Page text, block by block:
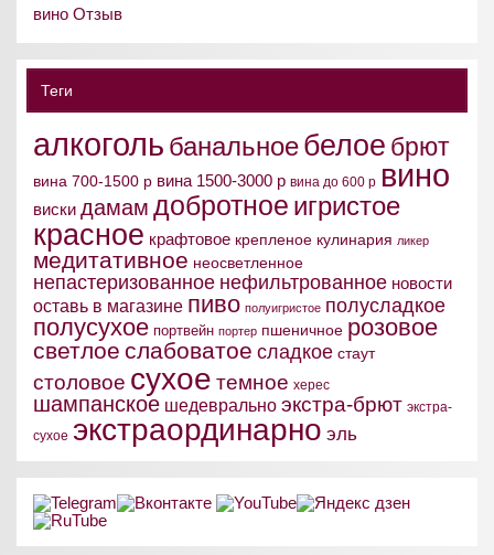
вино Отзыв
Теги
алкоголь банальноебелое брют
вина 700-1500 р вина 1500-3000 р вина до 600 р вино
виски дамам добротное игристое
красное крафтовое крепленое кулинария ликер
медитативное неосветленное
непастеризованное нефильтрованное новости
оставь в магазине пиво полуигристое полусладкое
полусухое портвейн портер пшеничное розовое
светлое слабоватое сладкое стаут
столовое сухое темное херес
шампанское шедеврально экстра-брют экстра-
сухое экстраординарно эль